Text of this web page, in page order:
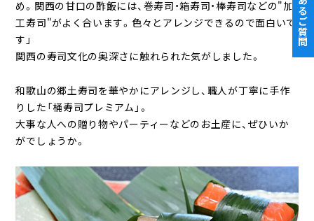
め。関西の甘口の酢飯には、巻寿司・箱寿司・棒寿司などの"加
工寿司"がよく合います。色々とアレンジできるので面白いで
す」
関西の寿司文化の奥深さに触れられた気がしました。
和歌山の郷土寿司を華やかにアレンジし、職人が丁寧に手作
りした「桶寿司プレミアム」。
大事な人への贈り物やパーティーなどのお土産に、ぜひいか
がでしょうか。